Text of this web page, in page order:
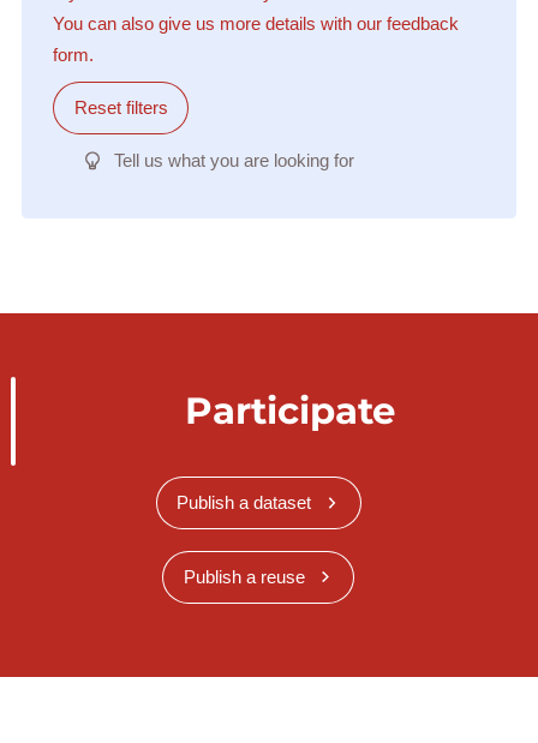
You can also give us more details with our feedback
form.
Reset filters
Tell us what you are looking for
Participate
Publish a dataset
Publish a reuse